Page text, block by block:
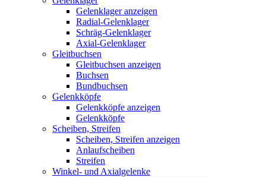
Gelenklager anzeigen
Radial-Gelenklager
Schräg-Gelenklager
Axial-Gelenklager
Gleitbuchsen
Gleitbuchsen anzeigen
Buchsen
Bundbuchsen
Gelenkköpfe
Gelenkköpfe anzeigen
Gelenkköpfe
Scheiben, Streifen
Scheiben, Streifen anzeigen
Anlaufscheiben
Streifen
Winkel- und Axialgelenke